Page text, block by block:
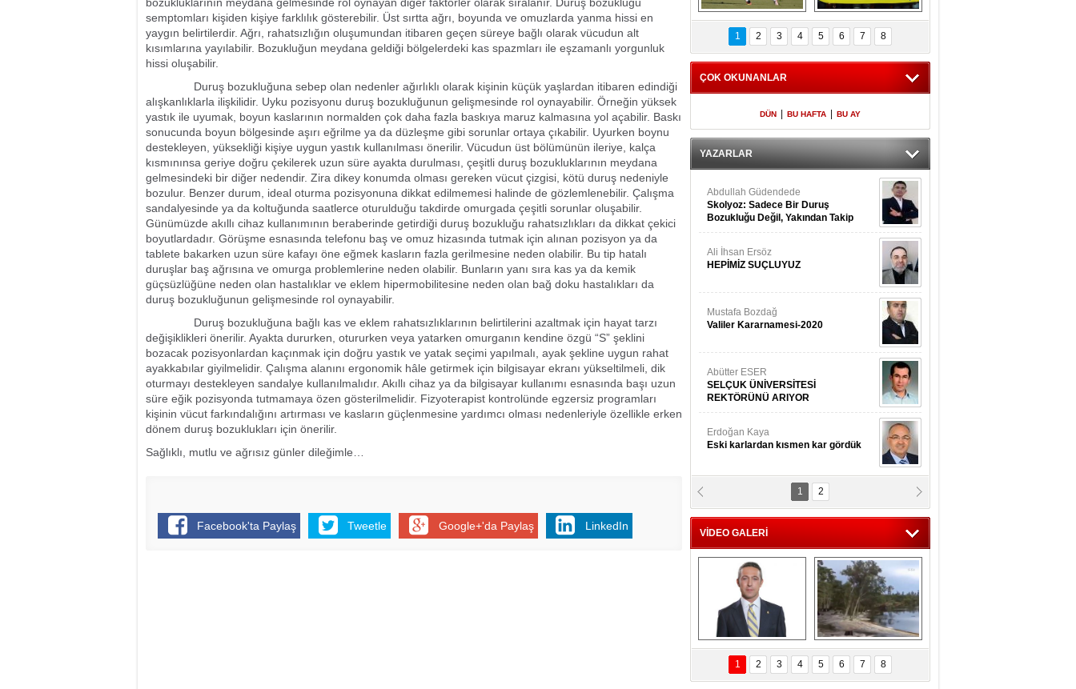
semptomları kişiden kişiye farklılık gösterebilir. Üst sırtta ağrı, boyunda ve omuzlarda yanma hissi en
yaygın belirtilerdir. Ağrı, rahatsızlığın oluşumundan itibaren geçen süreye bağlı olarak vücudun alt
kısımlarına yayılabilir. Bozukluğun meydana geldiği bölgelerdeki kas spazmları ile eşzamanlı yorgunluk
hissi oluşabilir.
Duruş bozukluğuna sebep olan nedenler ağırlıklı olarak kişinin küçük yaşlardan itibaren edindiği
alışkanlıklarla ilişkilidir. Uyku pozisyonu duruş bozukluğunun gelişmesinde rol oynayabilir. Örneğin yüksek
yastık ile uyumak, boyun kaslarının normalden çok daha fazla baskıya maruz kalmasına yol açabilir. Baskı
sonucunda boyun bölgesinde aşırı eğrilme ya da düzleşme gibi sorunlar ortaya çıkabilir. Uyurken boynu
destekleyen, yüksekliği kişiye uygun yastık kullanılması önerilir. Vücudun üst bölümünün ileriye, kalça
kısmınınsa geriye doğru çekilerek uzun süre ayakta durulması, çeşitli duruş bozukluklarının meydana
gelmesindeki bir diğer nedendir. Zira dikey konumda olması gereken vücut çizgisi, kötü duruş nedeniyle
bozulur. Benzer durum, ideal oturma pozisyonuna dikkat edilmemesi halinde de gözlemlenebilir. Çalışma
sandalyesinde ya da koltuğunda saatlerce oturulduğu takdirde omurgada çeşitli sorunlar oluşabilir.
Günümüzde akıllı cihaz kullanımının beraberinde getirdiği duruş bozukluğu rahatsızlıkları da dikkat çekici
boyutlardadır. Görüşme esnasında telefonu baş ve omuz hizasında tutmak için alınan pozisyon ya da
tablete bakarken uzun süre kafayı öne eğmek kasların fazla gerilmesine neden olabilir. Bu tip hatalı
duruşlar baş ağrısına ve omurga problemlerine neden olabilir. Bunların yanı sıra kas ya da kemik
güçsüzlüğüne neden olan hastalıklar ve eklem hipermobilitesine neden olan bağ doku hastalıkları da
duruş bozukluğunun gelişmesinde rol oynayabilir.
Duruş bozukluğuna bağlı kas ve eklem rahatsızlıklarının belirtilerini azaltmak için hayat tarzı
değişiklikleri önerilir. Ayakta dururken, otururken veya yatarken omurganın kendine özgü “S” şeklini
bozacak pozisyonlardan kaçınmak için doğru yastık ve yatak seçimi yapılmalı, ayak şekline uygun rahat
ayakkabılar giyilmelidir. Çalışma alanını ergonomik hâle getirmek için bilgisayar ekranı yükseltilmeli, dik
oturmayı destekleyen sandalye kullanılmalıdır. Akıllı cihaz ya da bilgisayar kullanımı esnasında başı uzun
süre eğik pozisyonda tutmamaya özen gösterilmelidir. Fizyoterapist kontrolünde egzersiz programları
kişinin vücut farkındalığını artırması ve kasların güçlenmesine yardımcı olması nedenleriyle özellikle erken
dönem duruş bozuklukları için önerilir.
Sağlıklı, mutlu ve ağrısız günler dileğimle…
Facebook'ta Paylaş Tweetle Google+'da Paylaş LinkedIn
Fenerbahçe
Voluntari 3 golle
geçti
Futbolun adresi beş
ülke...
1 2 3 4 5 6 7 8
ÇOK OKUNANLAR
DÜN BU HAFTA BU AY
YAZARLAR
Abdullah Güdendede
Skolyoz: Sadece Bir Duruş
Bozukluğu Değil, Yakından Takip
Gerekir
Ali İhsan Ersöz
HEPİMİZ SUÇLUYUZ
Mustafa Bozdağ
Valiler Kararnamesi-2020
Abütter ESER
SELÇUK ÜNİVERSİTESİ
REKTÖRÜNÜ ARIYOR
Erdoğan Kaya
Eski karlardan kısmen kar gördük
Yrd.Doç.Dr. İbrahim BAYKAN
Hüseyin Gök
Zaman ve İnsan
1 2
VİDEO GALERİ
Ali Koç'tan  Lefter
sezonunda herkesi
yeniden saygıya
davet!
Ağaçlar 5 Saniyede
Kayboldu!
SubhanAllah!
1 2 3 4 5 6 7 8